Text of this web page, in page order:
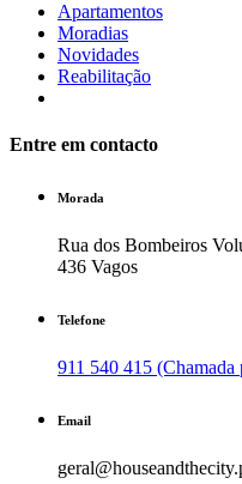
Apartamentos
Moradias
Novidades
Reabilitação
Entre em contacto
Morada
Rua dos Bombeiros
436 Vagos
Telefone
911 540 415 (Chamada
Email